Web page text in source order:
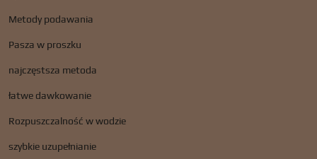
Metody podawania
Pasza w proszku
najczęstsza metoda
łatwe dawkowanie
Rozpuszczalność w wodzie
szybkie uzupełnianie